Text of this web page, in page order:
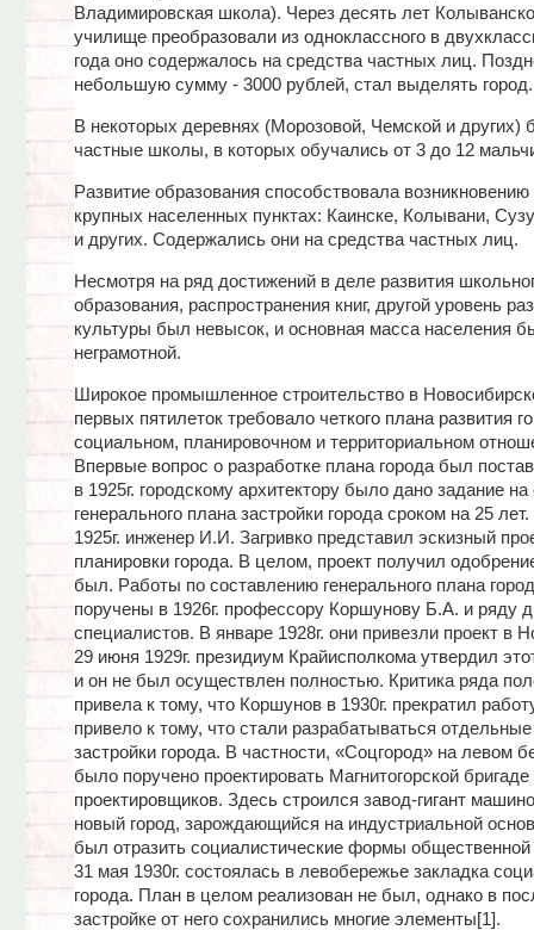
Владимировская школа). Через десять лет
училище преобразовали из одноклассного в
года оно содержалось на средства частных лиц.
небольшую сумму - 3000 рублей, стал выделять город.
В некоторых деревнях (Морозовой, Чемской и других)
частные школы, в которых обучались от 3 до 12
Развитие образования способствовала возникновению
крупных населенных пунктах: Каинске, Колывани,
и других. Содержались они на средства частных лиц.
Несмотря на ряд достижений в деле развития
образования, распространения книг, другой уровень
культуры был невысок, и основная масса населения
неграмотной.
Широкое промышленное строительство в
первых пятилеток требовало четкого плана развития
социальном, планировочном и территориальном
Впервые вопрос о разработке плана города был
в 1925г. городскому архитектору было дано задание на
генерального плана застройки города сроком на 25
1925г. инженер И.И. Загривко представил эскизный
планировки города. В целом, проект получил
был. Работы по составлению генерального плана
поручены в 1926г. профессору Коршунову Б.А. и ряду
специалистов. В январе 1928г. они привезли проект в
29 июня 1929г. президиум Крайисполкома утвердил
и он не был осуществлен полностью. Критика ряда
привела к тому, что Коршунов в 1930г. прекратил
привело к тому, что стали разрабатываться
застройки города. В частности, «Соцгород» на левом
было поручено проектировать Магнитогорской бригаде
проектировщиков. Здесь строился завод-гигант
новый город, зарождающийся на индустриальной
был отразить социалистические формы
31 мая 1930г. состоялась в левобережье закладка
города. План в целом реализован не был, однако в
застройке от него сохранились многие элементы[1].